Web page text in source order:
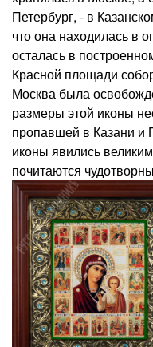
Петербург, - в
что она находилась в
осталась в
Красной площади
Москва была
размеры этой иконы
пропавшей в Казани и
иконы явились
почитаются